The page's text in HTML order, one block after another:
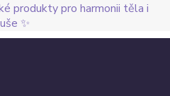
produkty pro harmonii těla i
✨